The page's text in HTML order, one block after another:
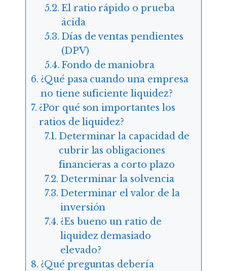
El ratio rápido o prueba
ácida
Días de ventas pendientes
(DPV)
Fondo de maniobra
¿Qué pasa cuando una empresa
no tiene suficiente liquidez?
¿Por qué son importantes los
ratios de liquidez?
Determinar la capacidad de
cubrir las obligaciones
financieras a corto plazo
Determinar la solvencia
Determinar el valor de la
inversión
¿Es bueno un ratio de
liquidez demasiado
elevado?
¿Qué preguntas debería